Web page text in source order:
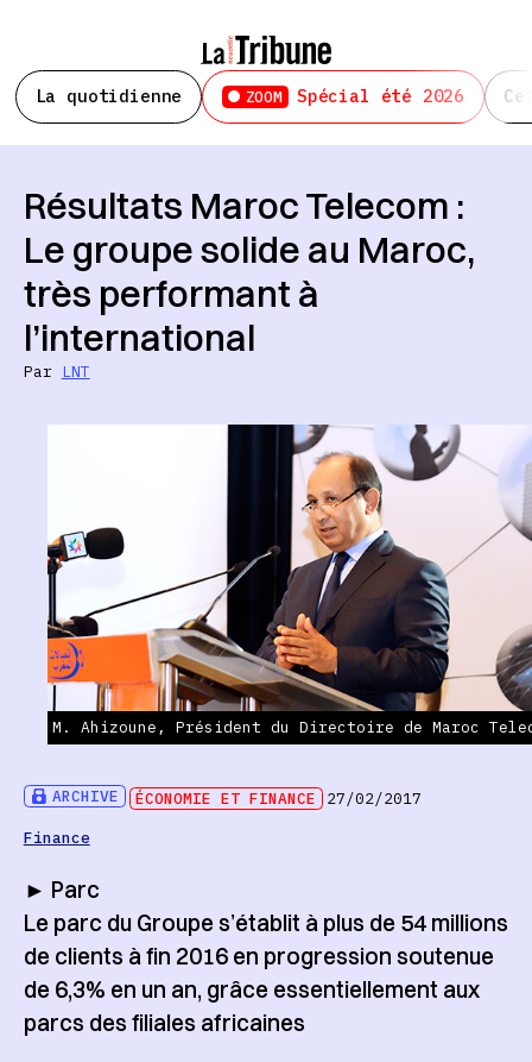
La quotidienne ZOOM Spécial été 2026
ARCHIVE ÉCONOMIE ET FINANCE
27/02/2017
Finance
Résultats Maroc Telecom :
Le groupe solide au Maroc,
très performant à
l’international
Par LNT
M. Ahizoune, Président du Directoire de Maroc
► Parc
Le parc du Groupe s’établit à plus de 54 millions
de clients à fin 2016 en progression soutenue
de 6,3% en un an, grâce essentiellement aux
parcs des filiales africaines